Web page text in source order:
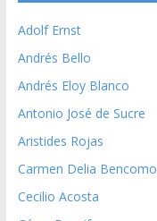
Adolf Ernst
Andrés Bello
Andrés Eloy Blanco
Antonio José de Sucre
Aristides Rojas
Carmen Delia Bencomo
Cecilio Acosta